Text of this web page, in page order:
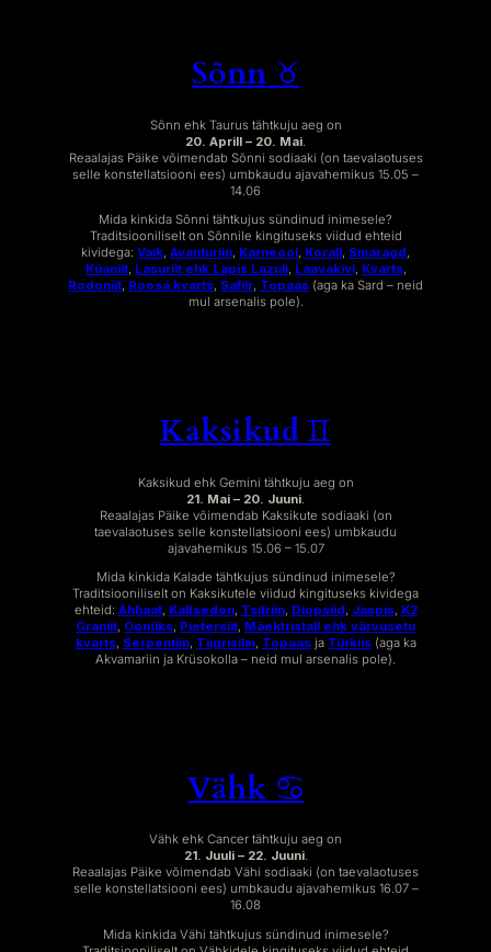
Sõnn ♉︎
Sõnn ehk Taurus tähtkuju aeg on
20. Aprill – 20. Mai
Reaalajas Päike võimendab Sõnni sodiaaki (on taevalaotuses
selle konstellatsiooni ees) umbkaudu ajavahemikus 15.05 –
14.06
Mida kinkida Sõnni tähtkujus sündinud inimesele?
Traditsiooniliselt on Sõnnile kingituseks viidud ehteid
kividega: Vaik, Avanturiin, Karneool, Korall, Smaragd,
Küaniit, Lasuriit ehk Lapis Lazuli, Laavakivi, Kvarts,
Rodoniit, Roosa kvarts, Safiir, Topaas (aga ka Sard – neid
mul arsenalis pole).
Kaksikud ♊︎
Kaksikud ehk Gemini tähtkuju aeg on
21. Mai – 20. Juuni
Reaalajas Päike võimendab Kaksikute sodiaaki (on
taevalaotuses selle konstellatsiooni ees) umbkaudu
ajavahemikus 15.06 – 15.07
Mida kinkida Kalade tähtkujus sündinud inimesele?
Traditsiooniliselt on Kaksikutele viidud kingituseks kividega
ehteid: Ahhaat, Kaltsedon, Tsitriin, Diopsiid, Jaspis, K2
Graniit, Oonüks, Pietersiit, Mäektristall ehk värvusetu
kvarts, Serpentiin, Tiigrisilm, Topaasja Türkiis(aga ka
Akvamariin ja Krüsokolla – neid mul arsenalis pole).
Vähk ♋︎
Vähk ehk Cancer tähtkuju aeg on
21. Juuli – 22. Juuni.
Reaalajas Päike võimendab Vähi sodiaaki (on taevalaotuses
selle konstellatsiooni ees) umbkaudu ajavahemikus 16.07 –
16.08
Mida kinkida Vähi tähtkujus sündinud inimesele?